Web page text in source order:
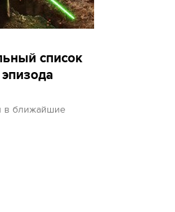
список
в ближайшие